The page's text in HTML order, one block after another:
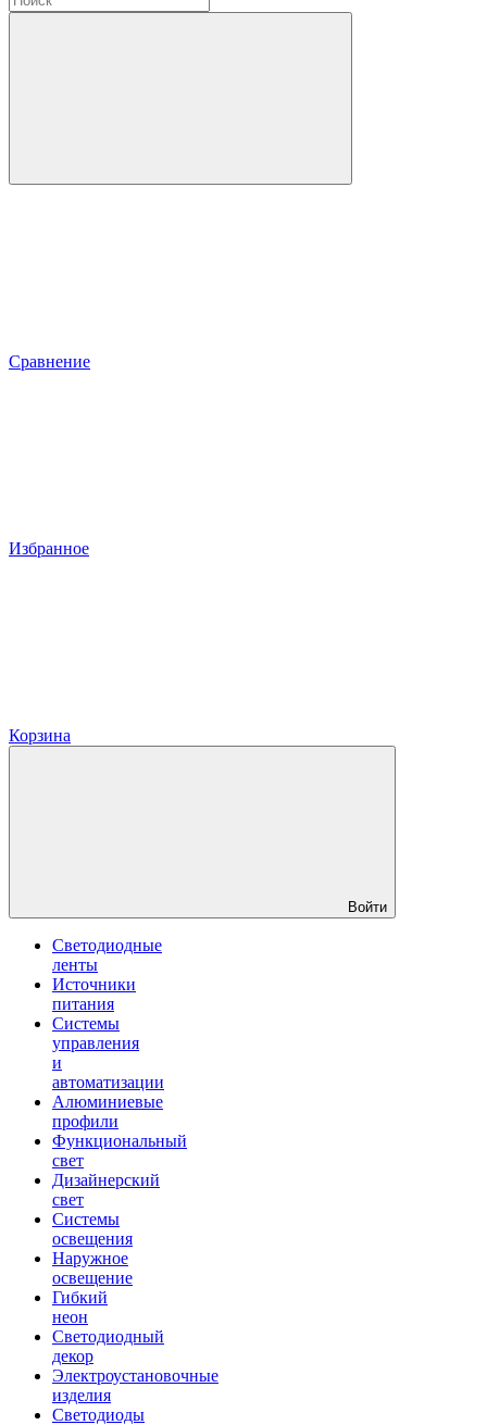
Сравнение
Избранное
Корзина
Войти
Светодиодные
ленты
Источники
питания
Системы
управления
и
автоматизации
Алюминиевые
профили
Функциональный
свет
Дизайнерский
свет
Системы
освещения
Наружное
освещение
Гибкий
неон
Светодиодный
декор
Электроустановочные
изделия
Светодиоды